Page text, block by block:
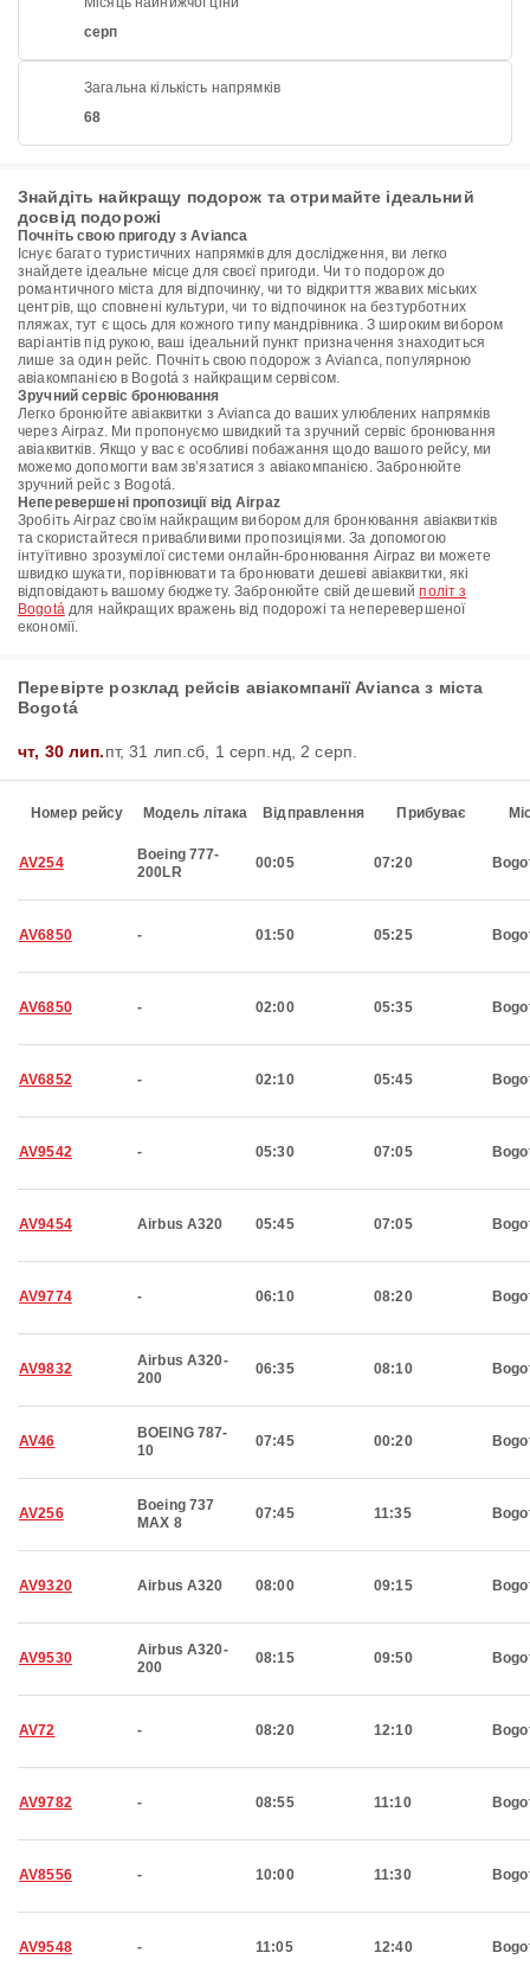
серп
Загальна кількість напрямків
68
Знайдіть найкращу подорож та отримайте ідеальний
досвід подорожі
Почніть свою пригоду з Avianca
Існує багато туристичних напрямків для дослідження, ви легко
знайдете ідеальне місце для своєї пригоди. Чи то подорож до
романтичного міста для відпочинку, чи то відкриття жвавих міських
центрів, що сповнені культури, чи то відпочинок на безтурботних
пляжах, тут є щось для кожного типу мандрівника. З широким вибором
варіантів під рукою, ваш ідеальний пункт призначення знаходиться
лише за один рейс. Почніть свою подорож з Avianca, популярною
авіакомпанією в Bogotá з найкращим сервісом.
Зручний сервіс бронювання
Легко бронюйте авіаквитки з Avianca до ваших улюблених напрямків
через Airpaz. Ми пропонуємо швидкий та зручний сервіс бронювання
авіаквитків. Якщо у вас є особливі побажання щодо вашого рейсу, ми
можемо допомогти вам зв’язатися з авіакомпанією. Забронюйте
зручний рейс з Bogotá.
Неперевершені пропозиції від Airpaz
Зробіть Airpaz своїм найкращим вибором для бронювання авіаквитків
та скористайтеся привабливими пропозиціями. За допомогою
інтуїтивно зрозумілої системи онлайн-бронювання Airpaz ви можете
швидко шукати, порівнювати та бронювати дешеві авіаквитки, які
відповідають вашому бюджету. Забронюйте свій дешевийполіт з
Bogotáдля найкращих вражень від подорожі та неперевершеної
економії.
Перевірте розклад рейсів авіакомпанії Avianca з міста
Bogotá
чт, 30 лип.пт, 31 лип.сб, 1 серп. нд, 2 серп.
Номер рейсу Модель літака Відправлення Прибуває
AV254
Boeing 777-
200LR
00:05 07:20
AV6850 - 01:50 05:25
AV6850 - 02:00 05:35
AV6852 - 02:10 05:45
AV9542 - 05:30 07:05
AV9454 Airbus A320 05:45 07:05
AV9774 - 06:10 08:20
AV9832
Airbus A320-
200
06:35 08:10
AV46
BOEING 787-
10
07:45 00:20
AV256
Boeing 737
MAX 8
07:45 11:35
AV9320 Airbus A320 08:00 09:15
AV9530
Airbus A320-
200
08:15 09:50
AV72 - 08:20 12:10
AV9782 - 08:55 11:10
AV8556 - 10:00 11:30
AV9548 - 11:05 12:40